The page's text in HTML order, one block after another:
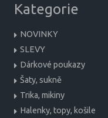
Kategorie
NOVINKY
SLEVY
Dárkové poukazy
Šaty, sukně
Trika, mikiny
Halenky, topy, košile